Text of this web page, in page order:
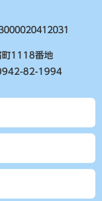
町1118番地
82-1994